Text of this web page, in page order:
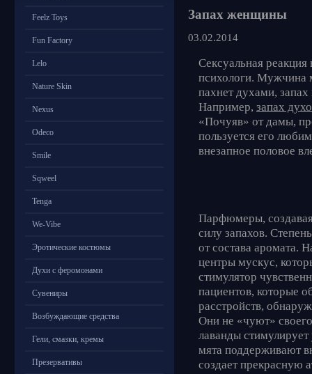
Feelz Toys
Fun Factory
Lelo
Nature Skin
Nexus
Odeco
Smile
Sqweel
Tenga
We-Vibe
Эротические костюмы
Духи с феромонами
Сувениры
Возбуждающие средства
Гели, смазки, кремы
Презервативы
Запах женщины
03.02.2014
Сексуальная реакция
психологи. Мужчина
пахнет духами, запах
Например, запах
«Почуяв» от дамы,
пользуется его
внезапное половое
Парфюмеры,
силу запахов.
от состава аромата.
центры мускус,
стимулятор
пациентов, которые
расстройств,
Они не «чуют»
лаванды
мята поддерживают
создает прекрасную